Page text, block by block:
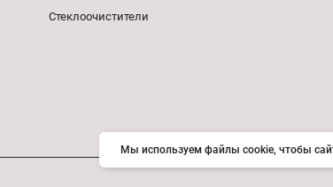
Стеклоочистители
Мы используем файлы cookie, чтобы